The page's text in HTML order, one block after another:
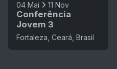
04 Mai 11 Nov
Conferência
Jovem 3
Fortaleza, Ceará, Brasil